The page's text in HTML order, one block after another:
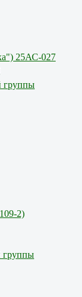
25АС-027
группы
2)
группы